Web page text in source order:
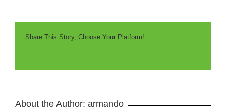
Share This Story, Choose Your Platform!
About the Author: armando